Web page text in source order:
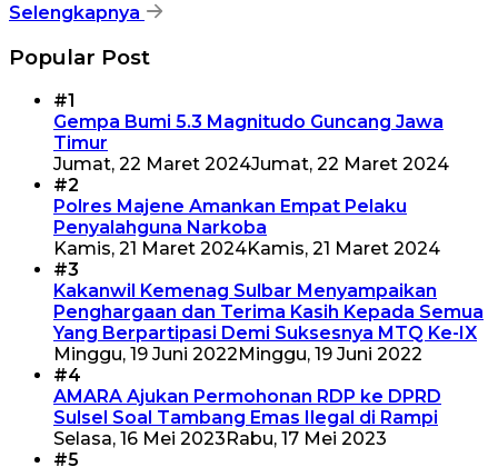
Selengkapnya
Popular Post
#1
Gempa Bumi 5.3 Magnitudo Guncang Jawa
Timur
Jumat, 22 Maret 2024Jumat, 22 Maret 2024
#2
Polres Majene Amankan Empat Pelaku
Penyalahguna Narkoba
Kamis, 21 Maret 2024Kamis, 21 Maret 2024
#3
Kakanwil Kemenag Sulbar Menyampaikan
Penghargaan dan Terima Kasih Kepada Semua
Yang Berpartipasi Demi Suksesnya MTQ Ke-IX
Minggu, 19 Juni 2022 Minggu, 19 Juni 2022
#4
AMARA Ajukan Permohonan RDP ke DPRD
Sulsel Soal Tambang Emas Ilegal di Rampi
Selasa, 16 Mei 2023 Rabu, 17 Mei 2023
#5